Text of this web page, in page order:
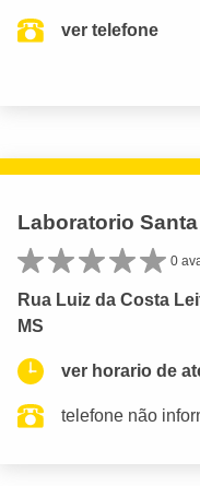
ver telefone
Laboratorio
0
Rua Luiz da Costa
MS
ver horario de
telefone não